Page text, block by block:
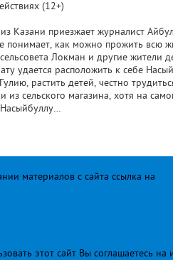
(12+)
Казани приезжает журналист
понимает, как можно прожить всю
Локман и другие жители
удается расположить к себе
растить детей, честно
сельского магазина, хотя на
материалов с сайта ссылка на
этот сайт Вы соглашаетесь